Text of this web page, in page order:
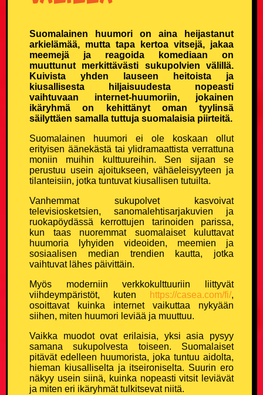
Ladavitsit
Laihialaisvitsit
Lääkärivitsit
Maalaisvitsit
Mies vs Nainen -vitsit
Miesvitsit
Mitä eroa? -vitsit
Mitä yhteistä? -vitsit
Naisvitsit
Niilo22 vitsit
Pieruvitsit
Pikku-Kalle vitsit
Suomalainen huumori on aina heijastanut
arkielämää, mutta tapa kertoa vitsejä, jakaa
meemejä ja reagoida komediaan on
muuttunut merkittävästi sukupolvien välillä.
Kuivista yhden lauseen heitoista ja
kiusallisesta hiljaisuudesta nopeasti
vaihtuvaan internet-huumoriin, jokainen
ikäryhmä on kehittänyt oman tyylinsä
säilyttäen samalla tuttuja suomalaisia piirteitä.
Suomalainen huumori ei ole koskaan ollut
erityisen äänekästä tai ylidramaattista verrattuna
moniin muihin kulttuureihin. Sen sijaan se
perustuu usein ajoitukseen, vähäeleisyyteen ja
tilanteisiin, jotka tuntuvat kiusallisen tutuilta.
Vanhemmat sukupolvet kasvoivat
televisiosketsien, sanomalehtisarjakuvien ja
ruokapöydässä kerrottujen tarinoiden parissa,
kun taas nuoremmat suomalaiset kuluttavat
huumoria lyhyiden videoiden, meemien ja
sosiaalisen median trendien kautta, jotka
vaihtuvat lähes päivittäin.
Myös moderniin verkkokulttuuriin liittyvät
viihdeympäristöt, kuten
https://casea.com/fi/,
osoittavat kuinka internet vaikuttaa nykyään
siihen, miten huumori leviää ja muuttuu.
Vaikka muodot ovat erilaisia, yksi asia pysyy
samana sukupolvesta toiseen. Suomalaiset
pitävät edelleen huumorista, joka tuntuu aidolta,
hieman kiusalliselta ja itseironiselta. Suurin ero
näkyy usein siinä, kuinka nopeasti vitsit leviävät
ja miten eri ikäryhmät tulkitsevat niitä.